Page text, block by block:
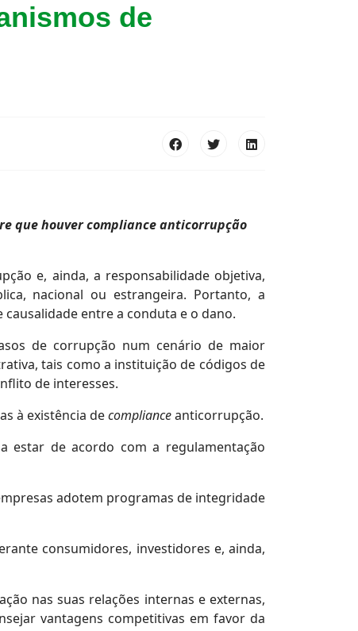
de
que houver compliance anticorrupção
e, ainda, a responsabilidade objetiva,
nacional ou estrangeira. Portanto, a
entre a conduta e o dano.
de corrupção num cenário de maior
tais como a instituição de códigos de
de interesses.
à existência decomplianceanticorrupção.
estar de acordo com a regulamentação
adotem programas de integridade
consumidores, investidores e, ainda,
nas suas relações internas e externas,
vantagens competitivas em favor da